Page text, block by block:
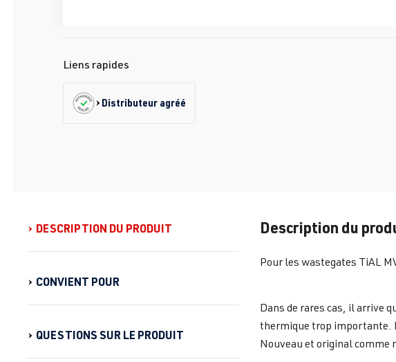
Liens rapides
Distributeur agréé
DESCRIPTION DU PRODUIT
CONVIENT POUR
QUESTIONS SUR LE PRODUIT
Description du
Pour les wastegates TiAL
Dans de rares cas, il arrive
thermique trop importante.
Nouveau et original comme